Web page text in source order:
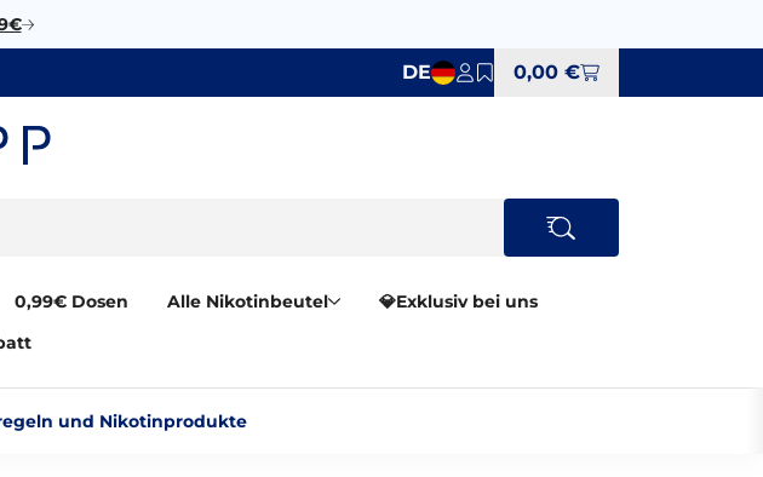
DE 0,00 €
0,99€ Dosen Alle Nikotinbeutel
💎Exklusiv bei uns
und Nikotinprodukte‎